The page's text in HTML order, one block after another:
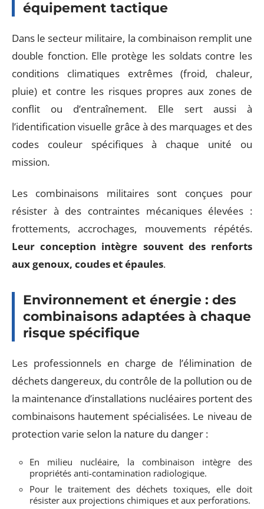
équipement tactique
Dans le secteur militaire, la combinaison remplit une
double fonction. Elle protège les soldats contre les
conditions climatiques extrêmes (froid, chaleur,
pluie) et contre les risques propres aux zones de
conflit ou d’entraînement. Elle sert aussi à
l’identification visuelle grâce à des marquages et des
codes couleur spécifiques à chaque unité ou
mission.
Les combinaisons militaires sont conçues pour
résister à des contraintes mécaniques élevées :
frottements, accrochages, mouvements répétés.
Leur conception intègre souvent des renforts
aux genoux, coudes et épaules.
Environnement et énergie : des
combinaisons adaptées à chaque
risque spécifique
Les professionnels en charge de l’élimination de
déchets dangereux, du contrôle de la pollution ou de
la maintenance d’installations nucléaires portent des
combinaisons hautement spécialisées. Le niveau de
protection varie selon la nature du danger :
En milieu nucléaire, la combinaison intègre des
propriétés anti-contamination radiologique.
Pour le traitement des déchets toxiques, elle doit
résister aux projections chimiques et aux perforations.